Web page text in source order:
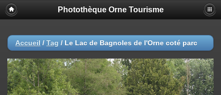
Photothèque Orne Tourisme
Accueil / Tag / Le Lac de Bagnoles de l'Orne coté parc